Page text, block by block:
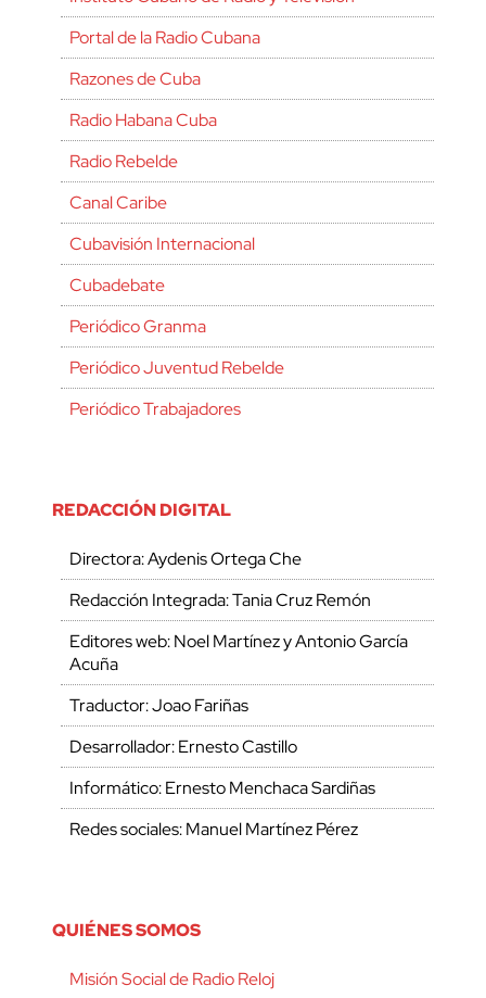
Portal de la Radio Cubana
Razones de Cuba
Radio Habana Cuba
Radio Rebelde
Canal Caribe
Cubavisión Internacional
Cubadebate
Periódico Granma
Periódico Juventud Rebelde
Periódico Trabajadores
REDACCIÓN DIGITAL
Directora: Aydenis Ortega Che
Redacción Integrada: Tania Cruz Remón
Editores web: Noel Martínez y Antonio García
Acuña
Traductor: Joao Fariñas
Desarrollador: Ernesto Castillo
Informático: Ernesto Menchaca Sardiñas
Redes sociales: Manuel Martínez Pérez
QUIÉNES SOMOS
Misión Social de Radio Reloj